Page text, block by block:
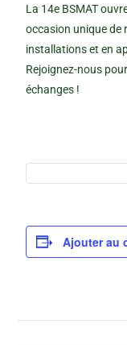
La 14e BSMAT
occasion unique de
installations et en
Rejoignez-nous
échanges !
Ajouter au